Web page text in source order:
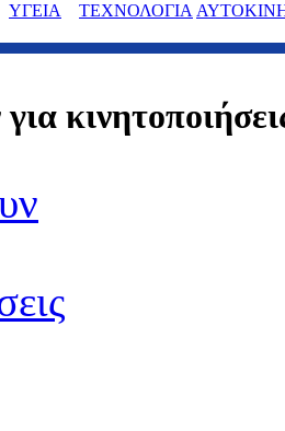
ΥΓΕΙΑ ΤΕΧΝΟΛΟΓΙΑ